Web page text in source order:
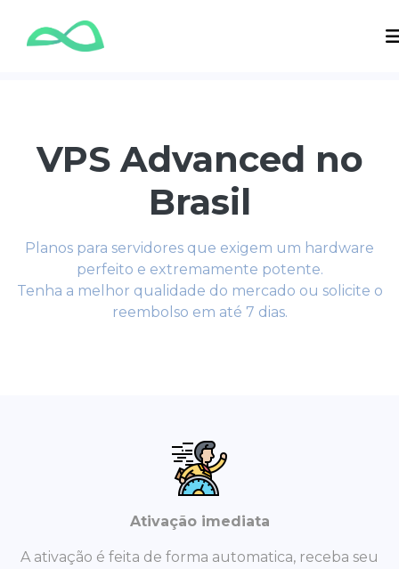
VPS Advanced no
Brasil
Planos para servidores que exigem um hardware
perfeito e extremamente potente.
Tenha a melhor qualidade do mercado ou solicite o
reembolso em até 7 dias.
Ativação imediata
A ativação é feita de forma automatica, receba seu